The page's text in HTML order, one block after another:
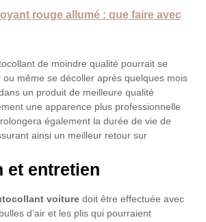
rouge allumé : que faire avec
de moindre qualité pourrait se
même se décoller après quelques mois
un produit de meilleure qualité
une apparence plus professionnelle
également la durée de vie de
ainsi un meilleur retour sur
et entretien
voiture doit être effectuée avec
d’air et les plis qui pourraient